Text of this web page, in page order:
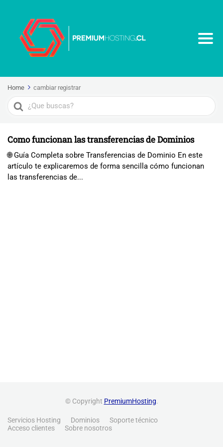
Home cambiar registrar
Search
For
Como funcionan las transferencias de Dominios
🌐 Guía Completa sobre Transferencias de Dominio En este
artículo te explicaremos de forma sencilla cómo funcionan
las transferencias de...
© Copyright PremiumHosting.
Servicios Hosting Dominios
Soporte técnico
Acceso clientes
Sobre nosotros